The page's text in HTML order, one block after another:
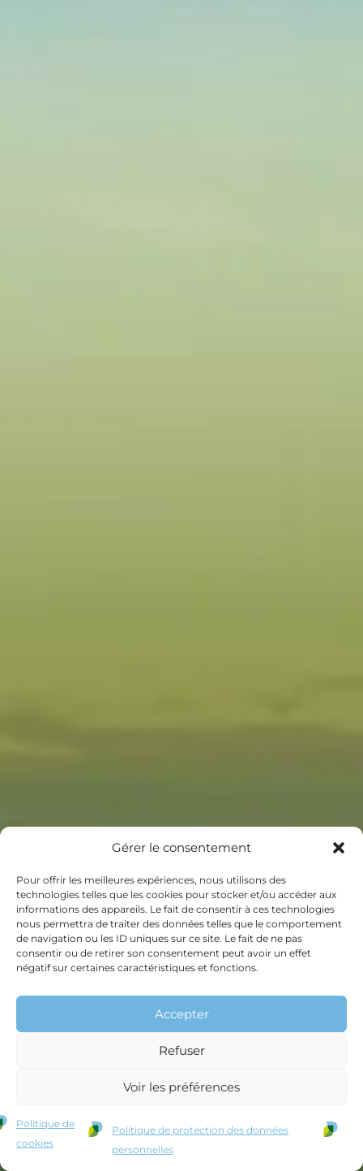
Gérer le consentement
Pour offrir les meilleures expériences, nous utilisons des
technologies telles que les cookies pour stocker et/ou accéder aux
informations des appareils. Le fait de consentir à ces technologies
nous permettra de traiter des données telles que le comportement
de navigation ou les ID uniques sur ce site. Le fait de ne pas
consentir ou de retirer son consentement peut avoir un effet
négatif sur certaines caractéristiques et fonctions.
Accepter
Refuser
Voir les préférences
Politique de
cookies
Politique de protection des données
personnelles